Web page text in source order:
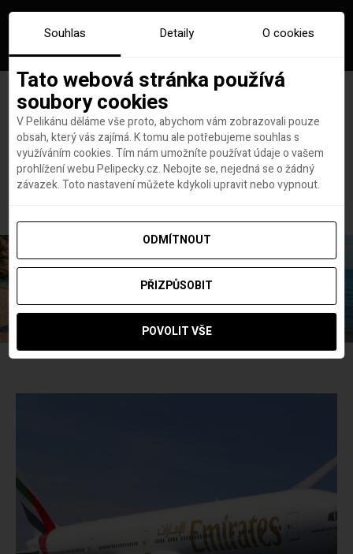
Hlavní stránka Spojené arabské emiráty
Štítek:Spojené arabské
emiráty
Souhlas Detaily O cookies
Tato webová stránka používá
soubory cookies
V Pelikánu děláme vše proto, abychom vám zobrazovali pouze
obsah, který vás zajímá. K tomu ale potřebujeme souhlas s
využíváním cookies. Tím nám umožníte používat údaje o vašem
prohlížení webu Pelipecky.cz. Nebojte se, nejedná se o žádný
závazek. Toto nastavení můžete kdykoli upravit nebo vypnout.
ODMÍTNOUT
PŘIZPŮSOBIT
POVOLIT VŠE